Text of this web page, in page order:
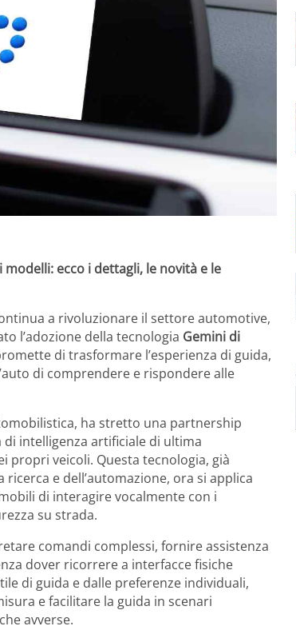
ecco i dettagli, le novità e le
a rivoluzionare il settore automotive,
l’adozione della tecnologia Gemini di
di trasformare l’esperienza di guida,
di comprendere e rispondere alle
ha stretto una partnership
di intelligenza artificiale di ultima
propri veicoli. Questa tecnologia, già
e dell’automazione, ora si applica
di interagire vocalmente con i
su strada.
comandi complessi, fornire assistenza
dover ricorrere a interfacce fisiche
di guida e dalle preferenze individuali,
e facilitare la guida in scenari
avverse.